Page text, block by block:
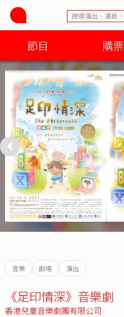
節目 購票
音樂 劇場 演出
《足印情深》音樂劇
香港兒童音樂劇團有限公司